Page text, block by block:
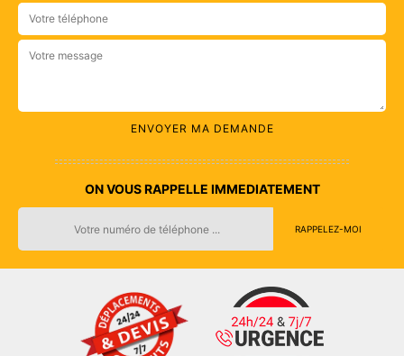
ON VOUS RAPPELLE IMMEDIATEMENT